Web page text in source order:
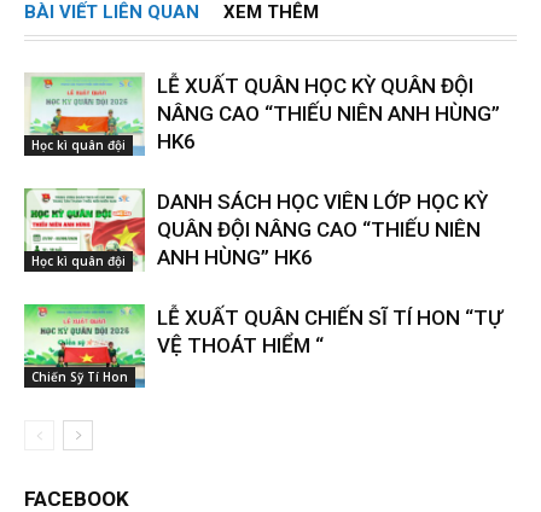
BÀI VIẾT LIÊN QUAN XEM THÊM
Học kì quân đội
LỄ XUẤT QUÂN HỌC KỲ QUÂN ĐỘI
NÂNG CAO “THIẾU NIÊN ANH HÙNG”
HK6
Học kì quân đội
DANH SÁCH HỌC VIÊN LỚP HỌC KỲ
QUÂN ĐỘI NÂNG CAO “THIẾU NIÊN
ANH HÙNG” HK6
Chiến Sỹ Tí Hon
LỄ XUẤT QUÂN CHIẾN SĨ TÍ HON “TỰ
VỆ THOÁT HIỂM “
FACEBOOK